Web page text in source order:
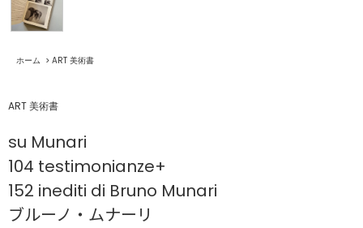
ホーム > ART 美術書
ART 美術書
su Munari
104 testimonianze+
152 inediti di Bruno Munari
ブルーノ・ムナーリ